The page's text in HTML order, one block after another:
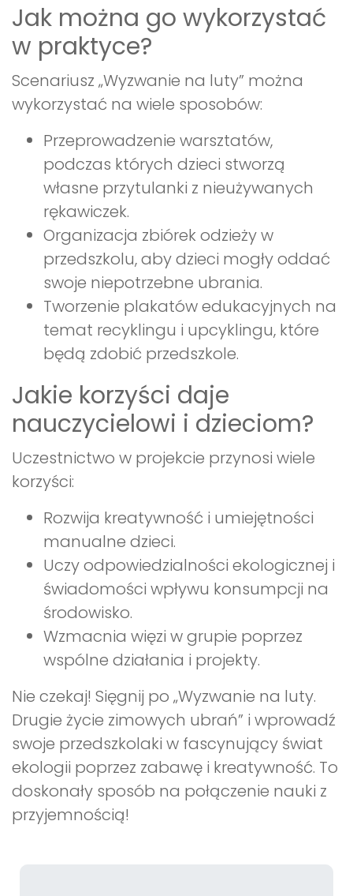
Jak można go wykorzystać
w praktyce?
Scenariusz „Wyzwanie na luty” można
wykorzystać na wiele sposobów:
Przeprowadzenie warsztatów,
podczas których dzieci stworzą
własne przytulanki z nieużywanych
rękawiczek.
Organizacja zbiórek odzieży w
przedszkolu, aby dzieci mogły oddać
swoje niepotrzebne ubrania.
Tworzenie plakatów edukacyjnych na
temat recyklingu i upcyklingu, które
będą zdobić przedszkole.
Jakie korzyści daje
nauczycielowi i dzieciom?
Uczestnictwo w projekcie przynosi wiele
korzyści:
Rozwija kreatywność i umiejętności
manualne dzieci.
Uczy odpowiedzialności ekologicznej i
świadomości wpływu konsumpcji na
środowisko.
Wzmacnia więzi w grupie poprzez
wspólne działania i projekty.
Nie czekaj! Sięgnij po „Wyzwanie na luty.
Drugie życie zimowych ubrań” i wprowadź
swoje przedszkolaki w fascynujący świat
ekologii poprzez zabawę i kreatywność. To
doskonały sposób na połączenie nauki z
przyjemnością!